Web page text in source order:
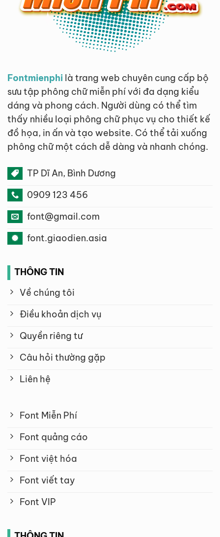
Fontmienphi là trang web chuyên cung cấp bộ
sưu tập phông chữ miễn phí với đa dạng kiểu
dáng và phong cách. Người dùng có thể tìm
thấy nhiều loại phông chữ phục vụ cho thiết kế
đồ họa, in ấn và tạo website. Có thể tải xuống
phông chữ một cách dễ dàng và nhanh chóng.
TP Dĩ An, Bình Dương
0909 123 456
font@gmail.com
font.giaodien.asia
THÔNG TIN
Về chúng tôi
Điều khoản dịch vụ
Quyền riêng tư
Câu hỏi thường gặp
Liên hệ
Font Miễn Phí
Font quảng cáo
Font việt hóa
Font viết tay
Font VIP